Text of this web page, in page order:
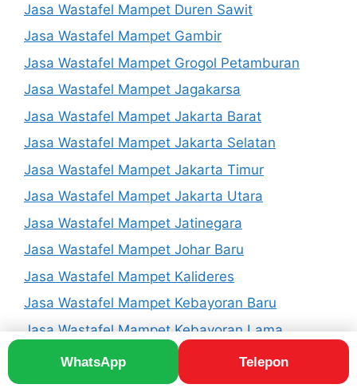
WhatsApp Telepon
Jasa Wastafel Mampet Duren Sawit
Jasa Wastafel Mampet Gambir
Jasa Wastafel Mampet Grogol Petamburan
Jasa Wastafel Mampet Jagakarsa
Jasa Wastafel Mampet Jakarta Barat
Jasa Wastafel Mampet Jakarta Selatan
Jasa Wastafel Mampet Jakarta Timur
Jasa Wastafel Mampet Jakarta Utara
Jasa Wastafel Mampet Jatinegara
Jasa Wastafel Mampet Johar Baru
Jasa Wastafel Mampet Kalideres
Jasa Wastafel Mampet Kebayoran Baru
Jasa Wastafel Mampet Kebayoran Lama
Jasa Wastafel Mampet Kebon Jeruk
Jasa Wastafel Mampet Kelapa Gading